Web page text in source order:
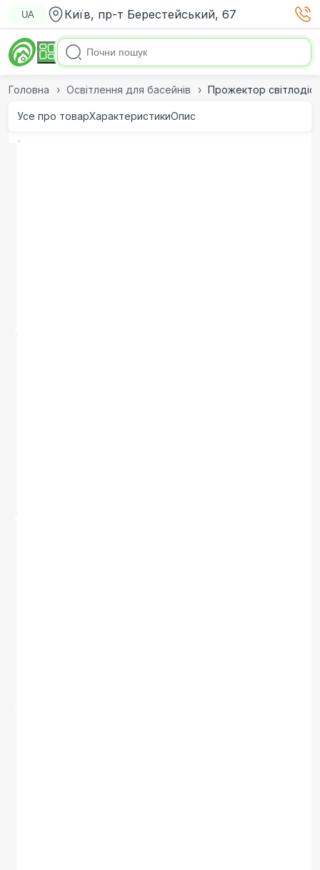
UA Київ, пр-т Берестейський, 67
Головна Освітлення для басейнів Прожектор
Усе про товарХарактеристикиОпис